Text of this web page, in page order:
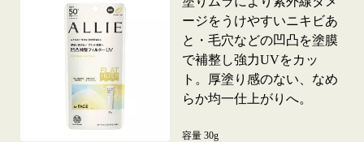
ージをうけやすいニキビあ
と・毛穴などの凹凸を塗膜
で補整し強力UVをカッ
ト。厚塗り感のない、なめ
らか均一仕上がりへ。
容量 30g